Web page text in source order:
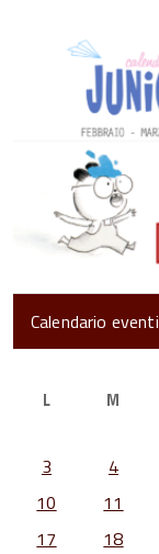
Calendario eventi
L M
3
4
10
11
17
18